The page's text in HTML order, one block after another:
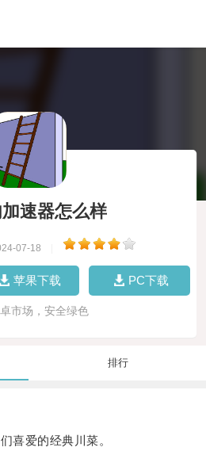
加速器怎么样
07-18
苹果下载 PC下载
市场，安全绿色
排行
爱的经典川菜。